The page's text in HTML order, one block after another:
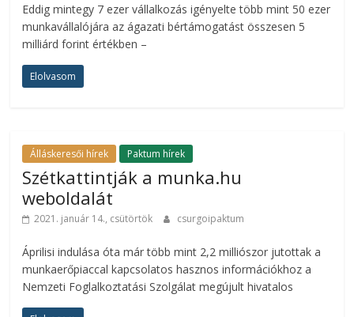
Eddig mintegy 7 ezer vállalkozás igényelte több mint 50 ezer
munkavállalójára az ágazati bértámogatást összesen 5
milliárd forint értékben –
Elolvasom
Álláskeresői hírek Paktum hírek
Szétkattintják a munka.hu
weboldalát
2021. január 14., csütörtök csurgoipaktum
Áprilisi indulása óta már több mint 2,2 milliószor jutottak a
munkaerőpiaccal kapcsolatos hasznos információkhoz a
Nemzeti Foglalkoztatási Szolgálat megújult hivatalos